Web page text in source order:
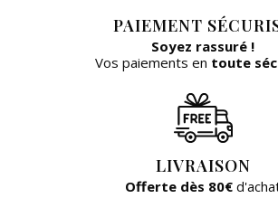
PAIEMENT
Soyez rassuré !
Vos paiements en toute
LIVRAISON
Offerte dès 80€